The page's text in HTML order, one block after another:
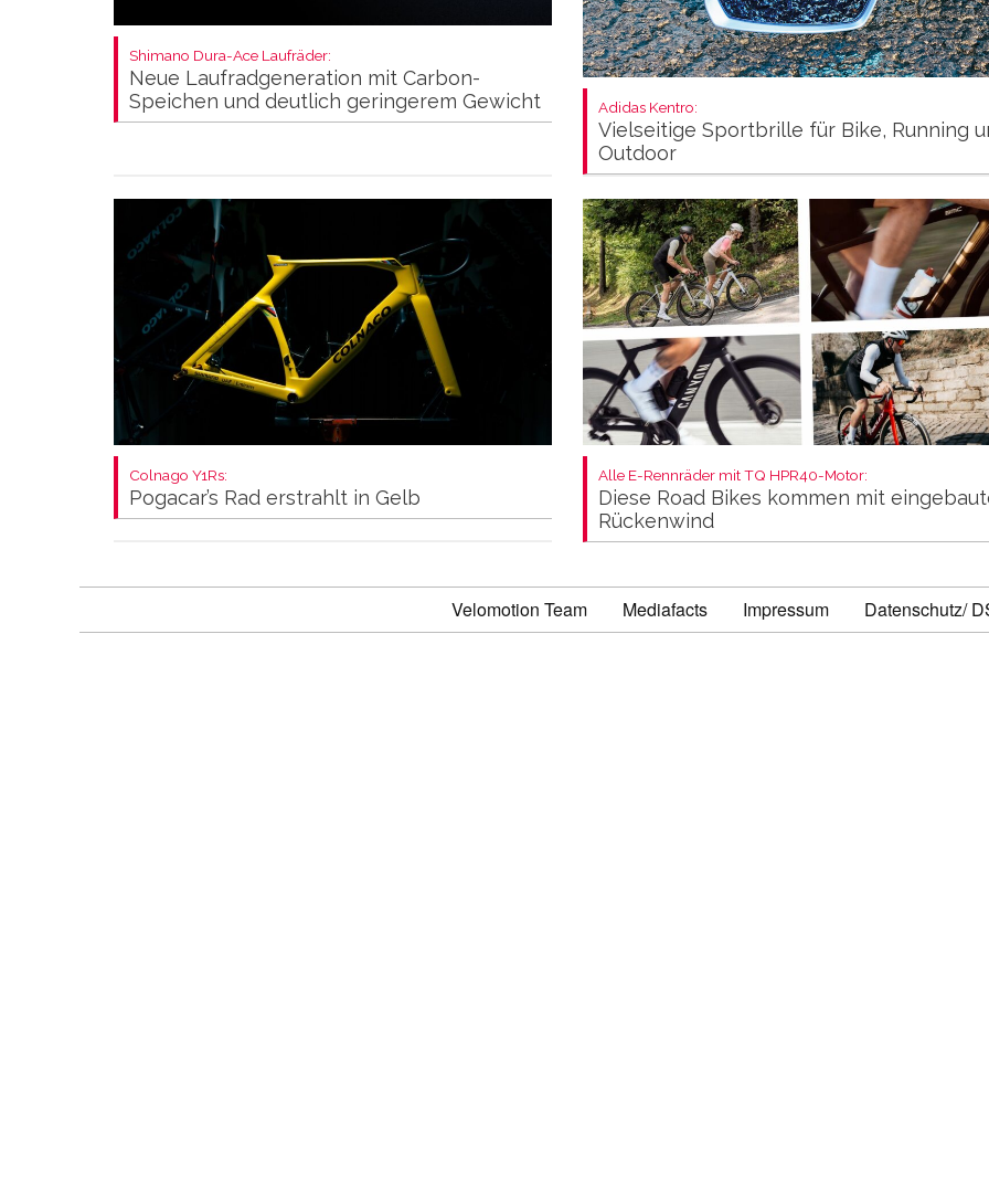
Shimano Dura-Ace Laufräder:
Neue Laufradgeneration mit Carbon-
Speichen und deutlich geringerem Gewicht
Adidas Kentro:
Vielseitige Sportbrille für Bike, Running
Outdoor
Colnago Y1Rs:
Pogacar’s Rad erstrahlt in Gelb
Alle E-Rennräder mit TQ HPR40-Motor:
Diese Road Bikes kommen mit
Rückenwind
Velomotion Team Mediafacts Impressum Datenschutz/